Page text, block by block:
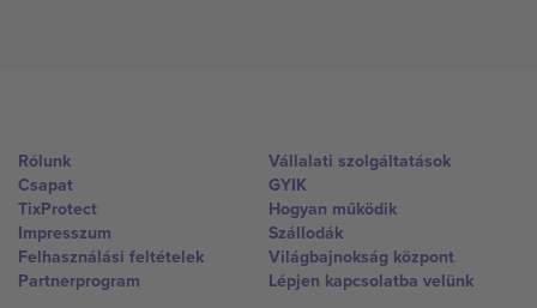
Rólunk
Csapat
TixProtect
Impresszum
Felhasználási feltételek
Partnerprogram
Vállalati szolgáltatások
GYIK
Hogyan működik
Szállodák
Világbajnokság központ
Lépjen kapcsolatba velünk